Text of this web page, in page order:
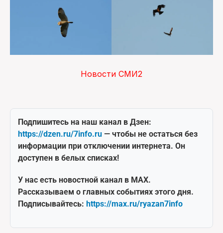
Новости СМИ2
Подпишитесь на наш канал в Дзен:
https://dzen.ru/7info.ru — чтобы не остаться без
информации при отключении интернета. Он
доступен в белых списках!
У нас есть новостной канал в MAX.
Рассказываем о главных событиях этого дня.
Подписывайтесь: https://max.ru/ryazan7info